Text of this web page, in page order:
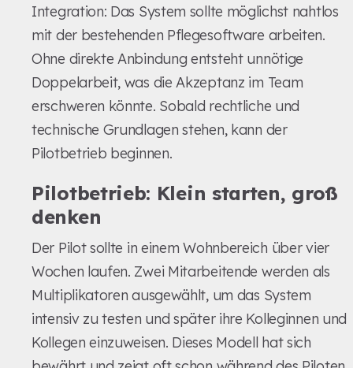
Integration: Das System sollte möglichst nahtlos
mit der bestehenden Pflegesoftware arbeiten.
Ohne direkte Anbindung entsteht unnötige
Doppelarbeit, was die Akzeptanz im Team
erschweren könnte. Sobald rechtliche und
technische Grundlagen stehen, kann der
Pilotbetrieb beginnen.
Pilotbetrieb: Klein starten, groß
denken
Der Pilot sollte in einem Wohnbereich über vier
Wochen laufen. Zwei Mitarbeitende werden als
Multiplikatoren ausgewählt, um das System
intensiv zu testen und später ihre Kolleginnen und
Kollegen einzuweisen. Dieses Modell hat sich